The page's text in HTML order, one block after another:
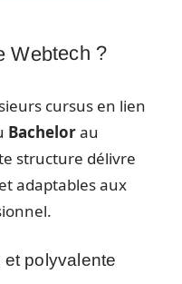
Webtech ?
cursus en lien
Bachelorau
structure délivre
adaptables aux
et polyvalente